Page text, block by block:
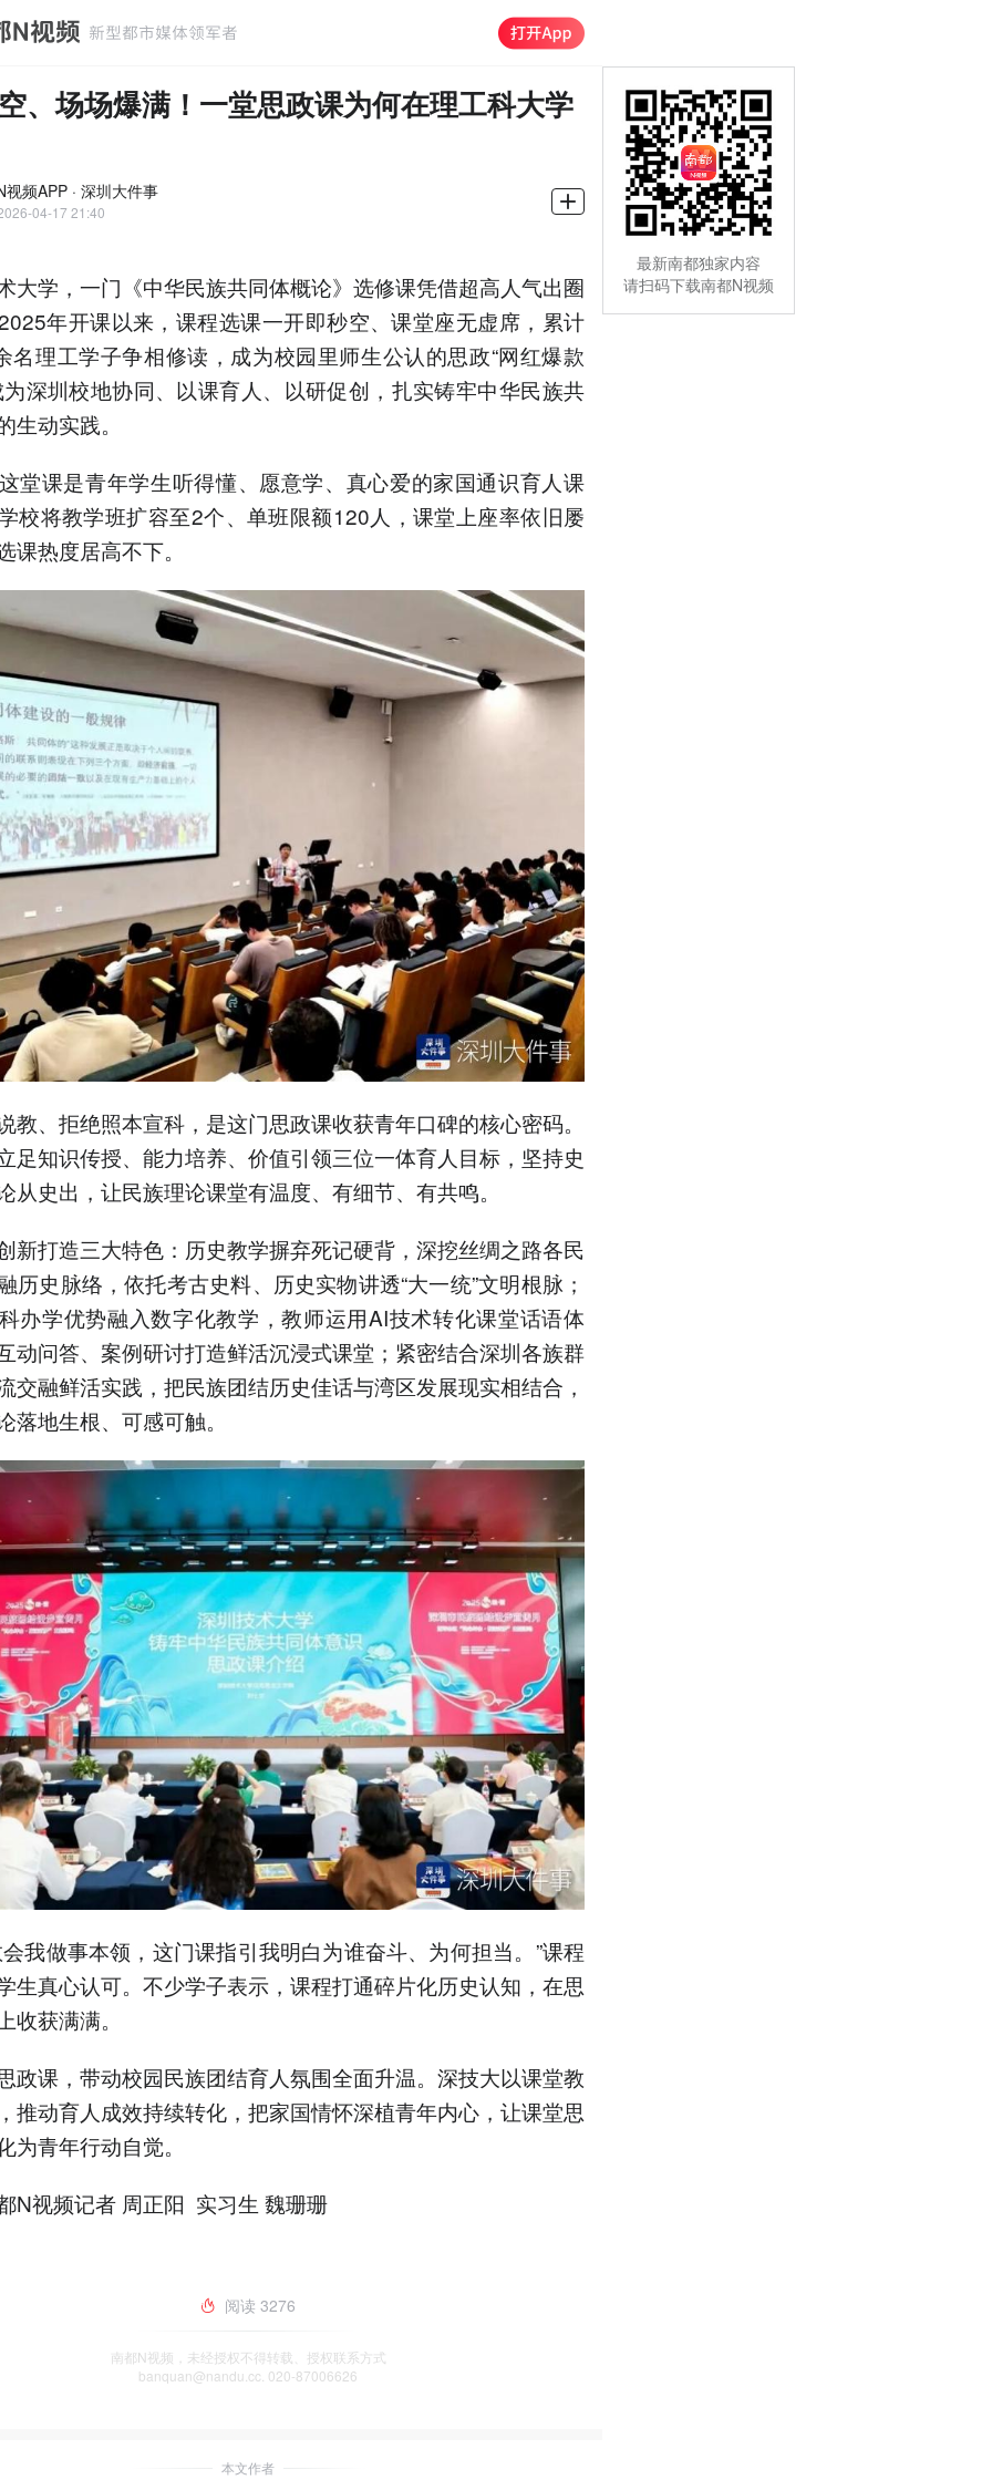
、场场爆满！一堂思政课为何在理工科大学
视频APP · 深圳大件事
04-17 21:40
大学，一门《中华民族共同体概论》选修课凭借超高人气出圈
年开课以来，课程选课一开即秒空、课堂座无虚席，累计
名理工学子争相修读，成为校园里师生公认的思政“网红爆款
为深圳校地协同、以课育人、以研促创，扎实铸牢中华民族共
生动实践。
堂课是青年学生听得懂、愿意学、真心爱的家国通识育人课
校将教学班扩容至2个、单班限额120人，课堂上座率依旧屡
课热度居高不下。
教、拒绝照本宣科，是这门思政课收获青年口碑的核心密码。
足知识传授、能力培养、价值引领三位一体育人目标，坚持史
从史出，让民族理论课堂有温度、有细节、有共鸣。
新打造三大特色：历史教学摒弃死记硬背，深挖丝绸之路各民
历史脉络，依托考古史料、历史实物讲透“大一统”文明根脉；
办学优势融入数字化教学，教师运用AI技术转化课堂话语体
动问答、案例研讨打造鲜活沉浸式课堂；紧密结合深圳各族群
交融鲜活实践，把民族团结历史佳话与湾区发展现实相结合，
落地生根、可感可触。
我做事本领，这门课指引我明白为谁奋斗、为何担当。”课程
生真心认可。不少学子表示，课程打通碎片化历史认知，在思
收获满满。
政课，带动校园民族团结育人氛围全面升温。深技大以课堂教
推动育人成效持续转化，把家国情怀深植青年内心，让课堂思
为青年行动自觉。
N视频记者 周正阳 实习生 魏珊珊
阅读 3276
南都N视频，未经授权不得转载、授权联系方式
banquan@nandu.cc. 020-87006626
本文作者
最新南都独家内容
请扫码下载南都N视频